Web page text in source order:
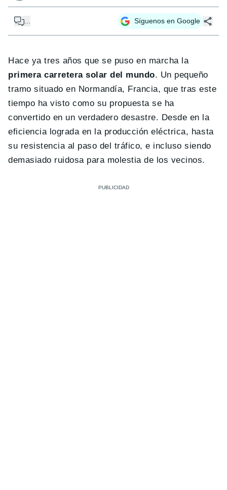
... Síguenos en Google
Hace ya tres años que se puso en marcha la
primera carretera solar del mundo. Un pequeño
tramo situado en Normandía, Francia, que tras este
tiempo ha visto como su propuesta se ha
convertido en un verdadero desastre. Desde en la
eficiencia lograda en la producción eléctrica, hasta
su resistencia al paso del tráfico, e incluso siendo
demasiado ruidosa para molestia de los vecinos.